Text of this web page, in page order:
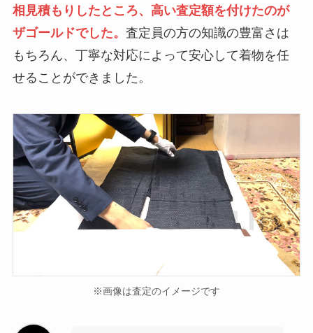
相見積もりしたところ、高い査定額を付けたのが
ザゴールドでした。 査定員の方の知識の豊富さは
もちろん、丁寧な対応によって安心して着物を任
せることができました。
※画像は査定のイメージです